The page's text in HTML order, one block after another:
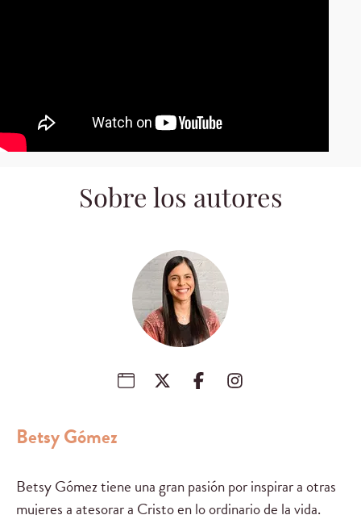
Sobre los autores
Betsy Gómez
Betsy Gómez tiene una gran pasión por inspirar a otras
mujeres a atesorar a Cristo en lo ordinario de la vida.